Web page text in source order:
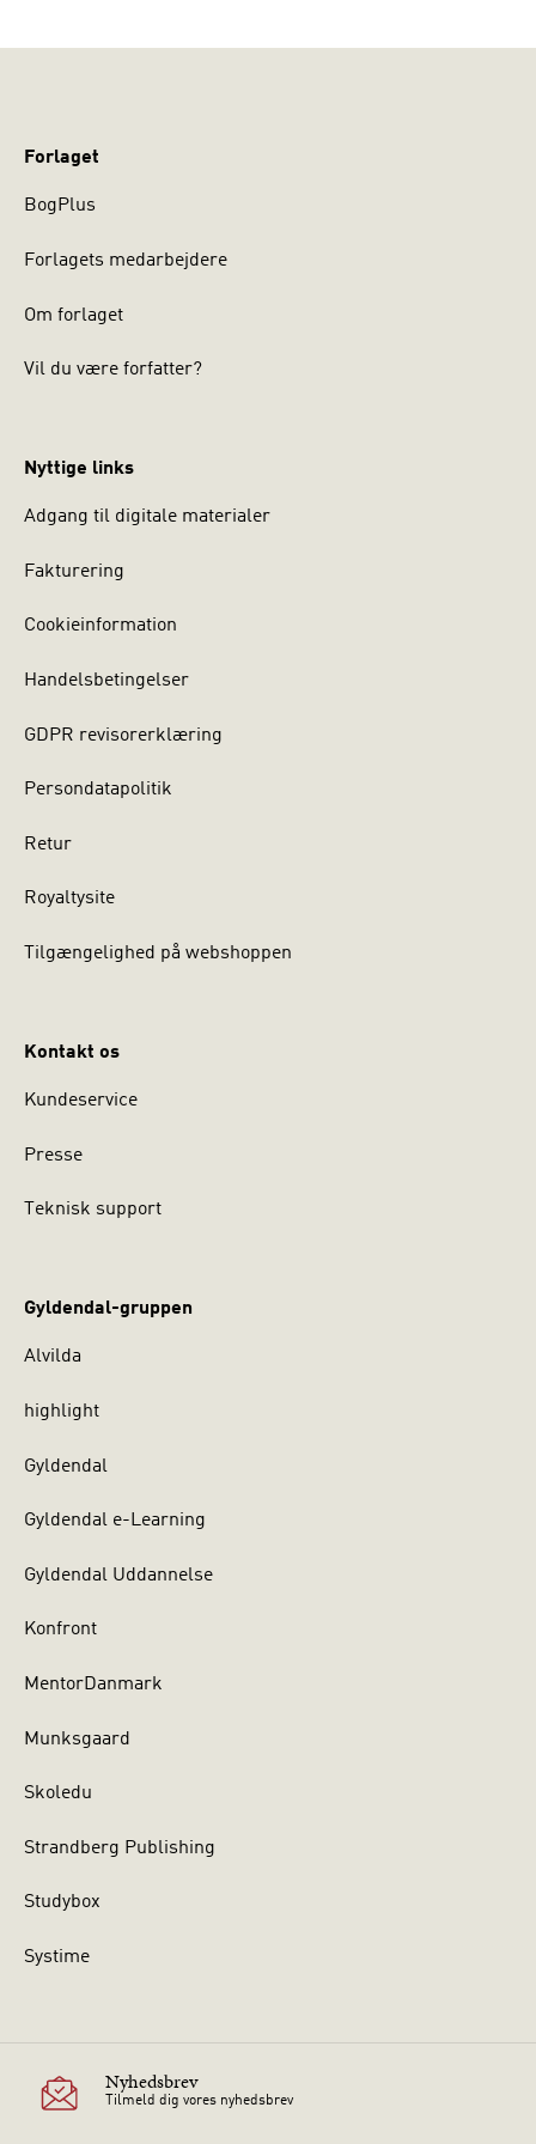
Forlaget
BogPlus
Forlagets medarbejdere
Om forlaget
Vil du være forfatter?
Nyttige links
Adgang til digitale materialer
Fakturering
Cookieinformation
Handelsbetingelser
GDPR revisorerklæring
Persondatapolitik
Retur
Royaltysite
Tilgængelighed på webshoppen
Kontakt os
Kundeservice
Presse
Teknisk support
Gyldendal-gruppen
Alvilda
highlight
Gyldendal
Gyldendal e-Learning
Gyldendal Uddannelse
Konfront
MentorDanmark
Munksgaard
Skoledu
Strandberg Publishing
Studybox
Systime
Nyhedsbrev
Tilmeld dig vores nyhedsbrev